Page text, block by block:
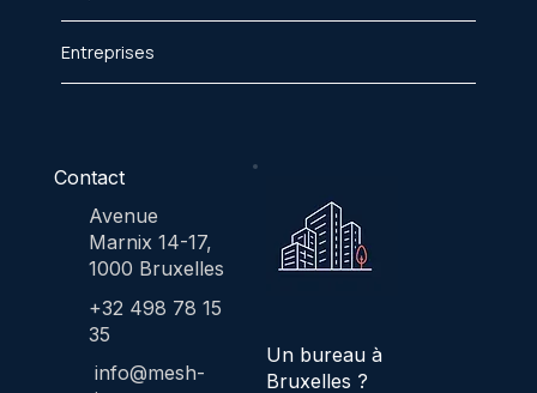
Entreprises
Contact
Avenue
Marnix 14-17,
1000 Bruxelles
+32 498 78 15
35
info@mesh-
Un bureau à
Bruxelles ?